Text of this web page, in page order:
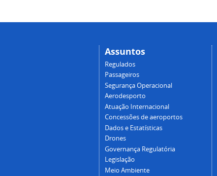
Assuntos
Regulados
Passageiros
Segurança Operacional
Aerodesporto
Atuação Internacional
Concessões de aeroportos
Dados e Estatísticas
Drones
Governança Regulatória
Legislação
Meio Ambiente